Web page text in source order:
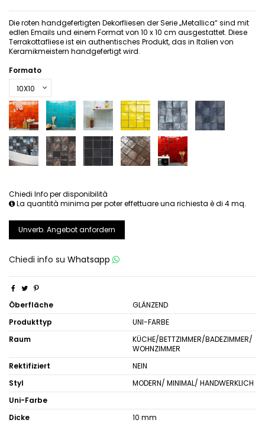
Die roten handgefertigten Dekorfliesen der Serie „Metallica“ sind mit
edlen Emails und einem Format von 10 x 10 cm ausgestattet. Diese
Terrakottafliese ist ein authentisches Produkt, das in Italien von
Keramikmeistern handgefertigt wird.
Formato
Chiedi Info per disponibilità
La quantità minima per poter effettuare una richiesta è di 4 mq.
Unverb. Angebot anfordern
Chiedi info su Whatsapp
Öberfläche
GLÄNZEND
Produkttyp
UNI-FARBE
Raum
KÜCHE/BETTZIMMER/BADEZIMMER/
WOHNZIMMER
Rektifiziert
NEIN
Styl
MODERN/ MINIMAL/ HANDWERKLICH
Uni-Farbe
Dicke
10 mm